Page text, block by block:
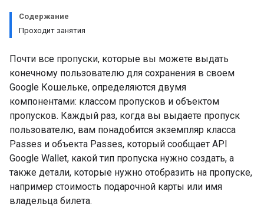
Содержание
Проходит занятия
Почти все пропуски, которые вы можете выдать
конечному пользователю для сохранения в своем
Google Кошельке, определяются двумя
компонентами: классом пропусков и объектом
пропусков. Каждый раз, когда вы выдаете пропуск
пользователю, вам понадобится экземпляр класса
Passes и объекта Passes, который сообщает API
Google Wallet, какой тип пропуска нужно создать, а
также детали, которые нужно отобразить на пропуске,
например стоимость подарочной карты или имя
владельца билета.